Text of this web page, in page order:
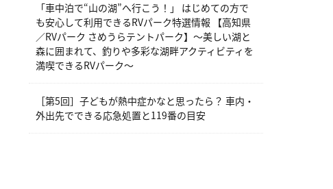
「車中泊で“山の湖”へ行こう！」 はじめての方で
も安心して利用できるRVパーク特選情報 【高知県
／RVパーク さめうらテントパーク】～美しい湖と
森に囲まれて、釣りや多彩な湖畔アクティビティを
満喫できるRVパーク～
［第5回］子どもが熱中症かなと思ったら？ 車内・
外出先でできる応急処置と119番の目安